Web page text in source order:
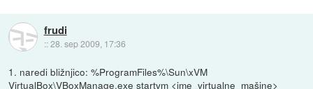
frudi
::28. sep 2009, 17:36
1. naredi bližnjico: %ProgramFiles%\Sun\xVM
VirtualBox\VBoxManage.exe startvm <ime_virtualne_mašine>